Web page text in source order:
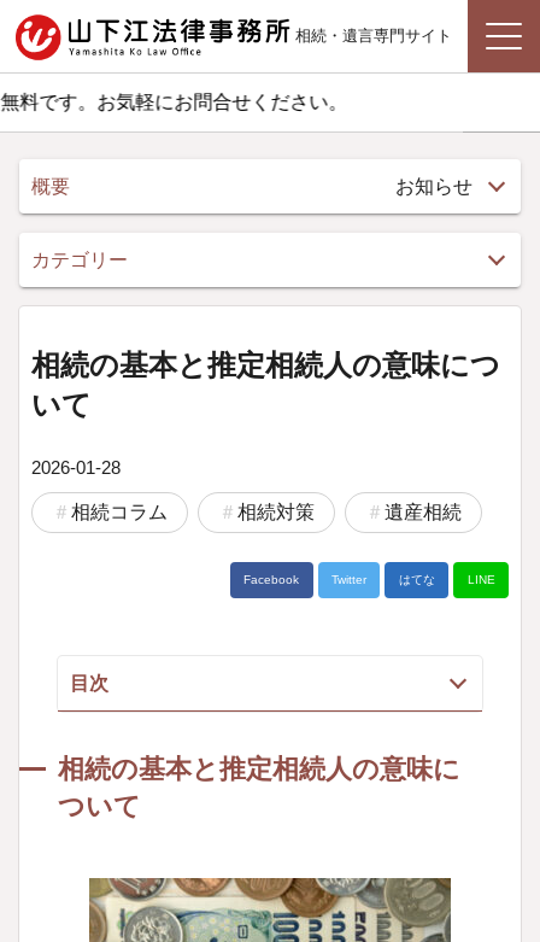
相続・遺言専門サイト
す。お気軽にお問合せください。
相続の基本と推定相続人の意味につ
いて
2026-01-28
相続コラム 相続対策 遺産相続
Facebook Twitter はてな LINE
目次
推定相続人とは何か
推定相続人とほかの「相続人」の違い
て
執筆者
相続の基本と推定相続人の意味に
ついて
概要 お知らせ
カテゴリー